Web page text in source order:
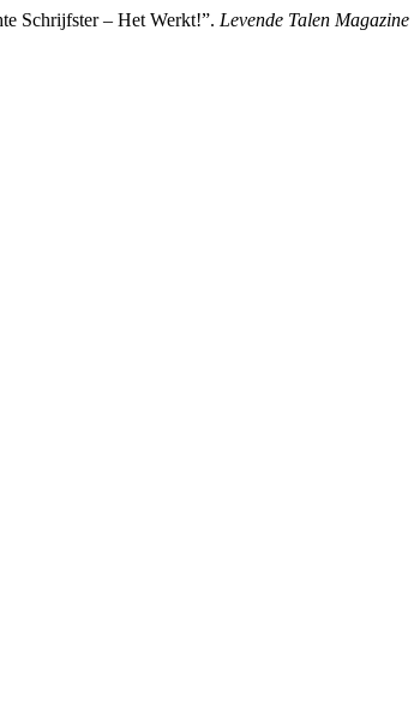
Schrijfster – Het Werkt!”. Levende Talen Magazine